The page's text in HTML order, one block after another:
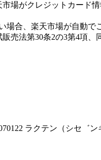
場がクレジットカード
合、楽天市場が自動で
売法第30条2の3第4項
ラクテン（シセ゛